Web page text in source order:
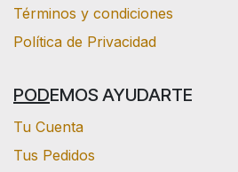
Términos y condiciones
Política de Privacidad
PODEMOS AYUDARTE
Tu Cuenta
Tus Pedidos